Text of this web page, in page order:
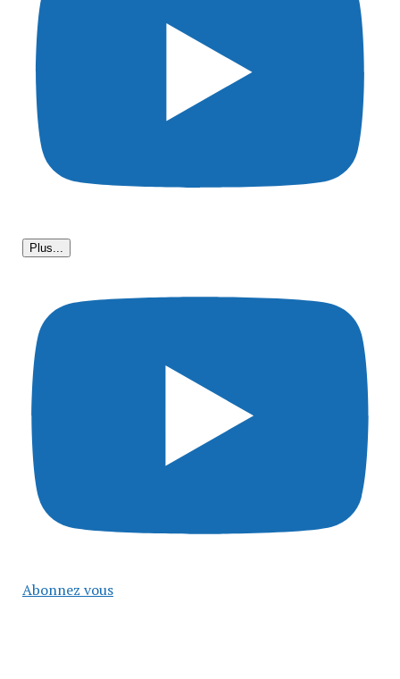
Plus...
Abonnez vous